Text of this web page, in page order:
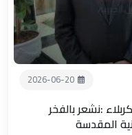
2026-06-20
:نشعر بالفخر
المقدسة